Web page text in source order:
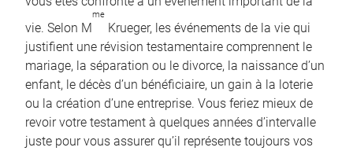
vie. Selon M
me
Krueger, les événements de la vie qui
justifient une révision testamentaire comprennent le
mariage, la séparation ou le divorce, la naissance d’un
enfant, le décès d’un bénéficiaire, un gain à la loterie
ou la création d’une entreprise. Vous feriez mieux de
revoir votre testament à quelques années d’intervalle
juste pour vous assurer qu’il représente toujours vos